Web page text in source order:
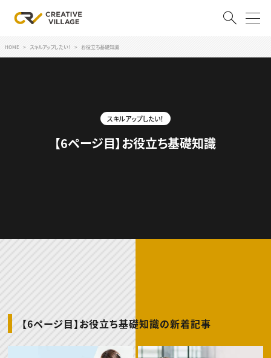
クリエイター求人を探す
スキルアップしたい！ トップ
プログラミング
お役立ち基礎知識
アプリクリエイター
映像クリエイター
マーケッター
クリエイターインタビュー
C＆R Magazine
ニュース・トレンド
ニュース・トレンド トップ
Web
HOME スキルアップしたい！ お役立ち基礎知識
スキルアップしたい！
【6ページ目】お役立ち基礎知識
【6ページ目】お役立ち基礎知識の新着記事